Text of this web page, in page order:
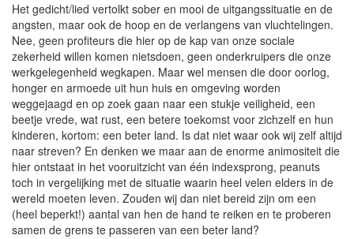
Het gedicht/lied vertolkt sober en mooi de uitgangssituatie en de
angsten, maar ook de hoop en de verlangens van vluchtelingen.
Nee, geen profiteurs die hier op de kap van onze sociale
zekerheid willen komen nietsdoen, geen onderkruipers die onze
werkgelegenheid wegkapen. Maar wel mensen die door oorlog,
honger en armoede uit hun huis en omgeving worden
weggejaagd en op zoek gaan naar een stukje veiligheid, een
beetje vrede, wat rust, een betere toekomst voor zichzelf en hun
kinderen, kortom: een beter land. Is dat niet waar ook wij zelf altijd
naar streven? En denken we maar aan de enorme animositeit die
hier ontstaat in het vooruitzicht van één indexsprong, peanuts
toch in vergelijking met de situatie waarin heel velen elders in de
wereld moeten leven. Zouden wij dan niet bereid zijn om een
(heel beperkt!) aantal van hen de hand te reiken en te proberen
samen de grens te passeren van een beter land?